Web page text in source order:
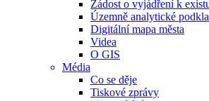
Žádost o vyjádření k
Územně analytické
Digitální mapa města
Videa
O GIS
Média
Co se děje
Tiskové zprávy